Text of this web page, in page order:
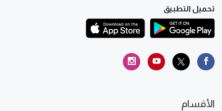
تحميل التطبيق
الأقسام